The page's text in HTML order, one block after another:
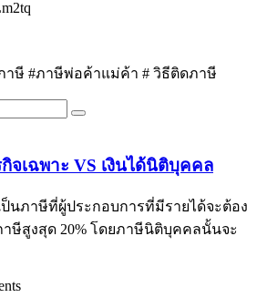
าษี #ภาษีพ่อค้าแม่ค้า # วิธีติดภาษี
จเฉพาะ VS เงินได้นิติบุคคล
นภาษีที่ผู้ประกอบการที่มีรายได้จะต้อง
ษีสูงสุด 20% โดยภาษีนิติบุคคลนั้นจะ